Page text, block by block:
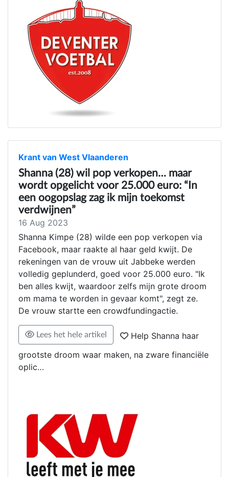
Krant van West Vlaanderen
Shanna (28) wil pop verkopen… maar
wordt opgelicht voor 25.000 euro: “In
een oogopslag zag ik mijn toekomst
verdwijnen”
16 Aug 2023
Shanna Kimpe (28) wilde een pop verkopen via
Facebook, maar raakte al haar geld kwijt. De
rekeningen van de vrouw uit Jabbeke werden
volledig geplunderd, goed voor 25.000 euro. "Ik
ben alles kwijt, waardoor zelfs mijn grote droom
om mama te worden in gevaar komt", zegt ze.
De vrouw startte een crowdfundingactie.
Lees het hele artikel
Help Shanna haar
grootste droom waar maken, na zware financiële
oplic…